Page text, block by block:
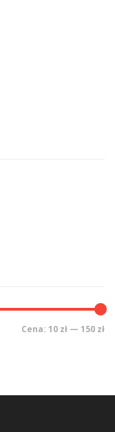
Cena: 10 zł — 150 zł